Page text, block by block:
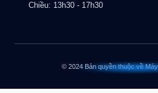
Chiều: 13h30 - 17h30
© 2024 Bản quyền thuộc về